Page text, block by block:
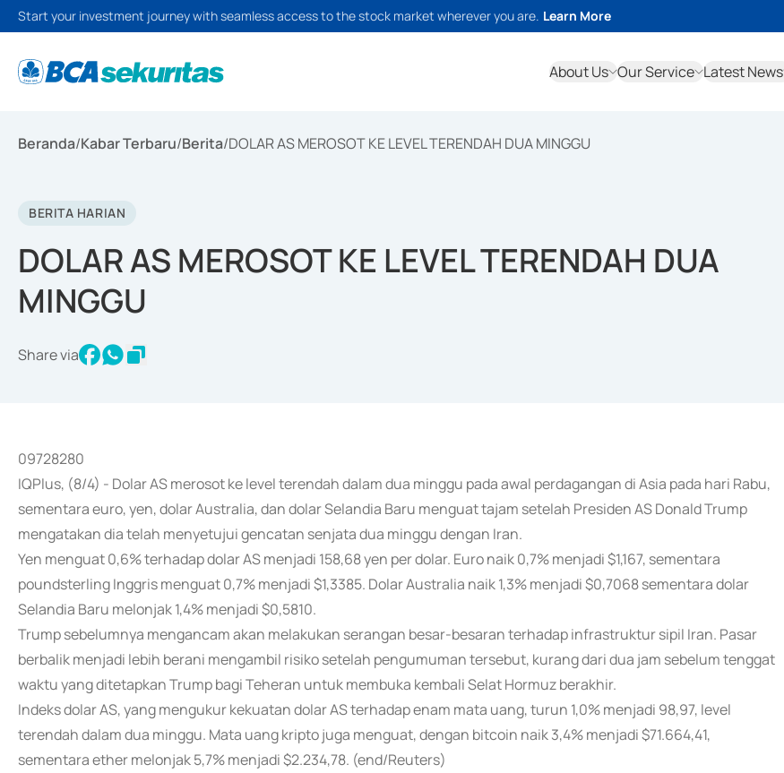
Start your investment journey with seamless access to the stock market wherever you are. Learn More
About Us Our Service Latest News
Beranda/Kabar Terbaru/Berita/DOLAR AS MEROSOT KE LEVEL TERENDAH DUA MINGGU
BERITA HARIAN
DOLAR AS MEROSOT KE LEVEL TERENDAH DUA
MINGGU
Share via
09728280
IQPlus, (8/4) - Dolar AS merosot ke level terendah dalam dua minggu pada awal perdagangan di Asia pada hari Rabu,
sementara euro, yen, dolar Australia, dan dolar Selandia Baru menguat tajam setelah Presiden AS Donald Trump
mengatakan dia telah menyetujui gencatan senjata dua minggu dengan Iran.
Yen menguat 0,6% terhadap dolar AS menjadi 158,68 yen per dolar. Euro naik 0,7% menjadi $1,167, sementara
poundsterling Inggris menguat 0,7% menjadi $1,3385. Dolar Australia naik 1,3% menjadi $0,7068 sementara dolar
Selandia Baru melonjak 1,4% menjadi $0,5810.
Trump sebelumnya mengancam akan melakukan serangan besar-besaran terhadap infrastruktur sipil Iran. Pasar
berbalik menjadi lebih berani mengambil risiko setelah pengumuman tersebut, kurang dari dua jam sebelum tenggat
waktu yang ditetapkan Trump bagi Teheran untuk membuka kembali Selat Hormuz berakhir.
Indeks dolar AS, yang mengukur kekuatan dolar AS terhadap enam mata uang, turun 1,0% menjadi 98,97, level
terendah dalam dua minggu. Mata uang kripto juga menguat, dengan bitcoin naik 3,4% menjadi $71.664,41,
sementara ether melonjak 5,7% menjadi $2.234,78. (end/Reuters)